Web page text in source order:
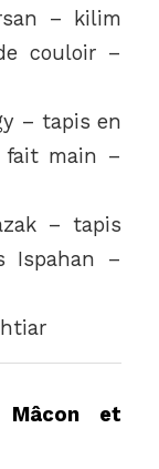
– kilim
couloir –
– tapis en
main –
– tapis
Ispahan –
Mâcon et